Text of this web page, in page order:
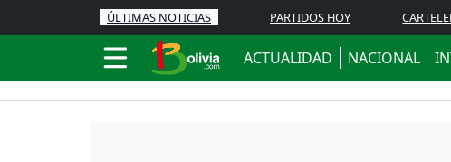
ÚLTIMAS NOTICIAS PARTIDOS HOY
ACTUALIDAD NACIONAL